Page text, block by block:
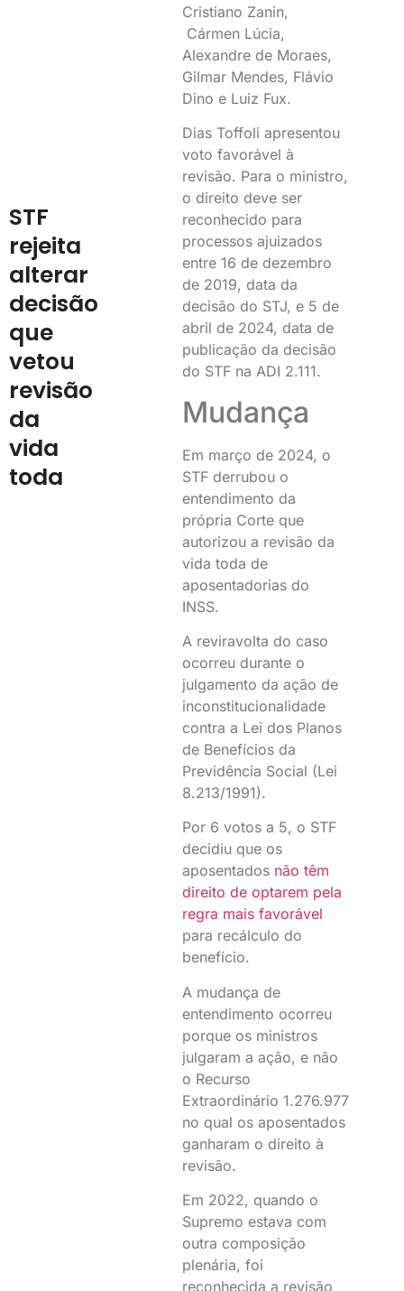
STF
rejeita
alterar
decisão
que
vetou
revisão
da
vida
toda
Cristiano Zanin,
Cármen Lúcia,
Alexandre de Moraes,
Gilmar Mendes, Flávio
Dino e Luiz Fux.
Dias Toffoli apresentou
voto favorável à
revisão. Para o ministro,
o direito deve ser
reconhecido para
processos ajuizados
entre 16 de dezembro
de 2019, data da
decisão do STJ, e 5 de
abril de 2024, data de
publicação da decisão
do STF na ADI 2.111.
Mudança
Em março de 2024, o
STF derrubou o
entendimento da
própria Corte que
autorizou a revisão da
vida toda de
aposentadorias do
INSS.
A reviravolta do caso
ocorreu durante o
julgamento da ação de
inconstitucionalidade
contra a Lei dos Planos
de Benefícios da
Previdência Social (Lei
8.213/1991).
Por 6 votos a 5, o STF
decidiu que os
aposentados não têm
direito de optarem pela
regra mais favorável
para recálculo do
benefício.
A mudança de
entendimento ocorreu
porque os ministros
julgaram a ação, e não
o Recurso
Extraordinário 1.276.977
no qual os aposentados
ganharam o direito à
revisão.
Em 2022, quando o
Supremo estava com
outra composição
plenária, foi
reconhecida a revisão